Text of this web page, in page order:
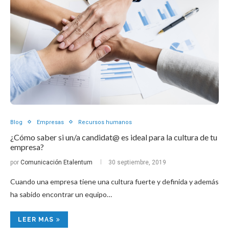
Blog Empresas Recursos humanos
¿Cómo saber si un/a candidat@ es ideal para la cultura de tu
empresa?
por Comunicación Etalentum 30 septiembre, 2019
Cuando una empresa tiene una cultura fuerte y definida y además
ha sabido encontrar un equipo…
LEER MAS